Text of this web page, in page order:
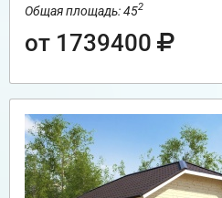
Общая площадь: 452
от 1739400